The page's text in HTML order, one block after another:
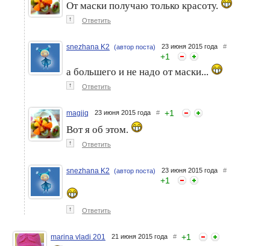
От маски получаю только красоту.
↑ Ответить
snezhana K2 (автор поста) 23 июня 2015 года #
+1
а большего и не надо от маски...
↑ Ответить
magjjq 23 июня 2015 года # +1
Вот я об этом.
↑ Ответить
snezhana K2 (автор поста) 23 июня 2015 года #
+1
↑ Ответить
marina vladi 201 21 июня 2015 года # +1